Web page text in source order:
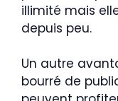
illimité mais
depuis peu.
Un autre
bourré de